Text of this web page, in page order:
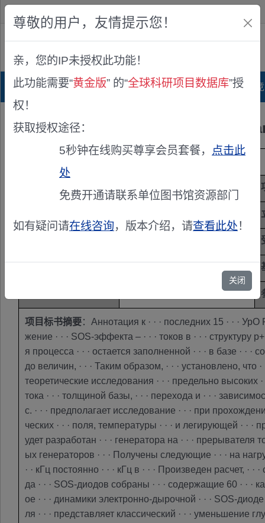
公众版
首页 科研项目库 项目指南库 奖项
项目主持人 Цыранов С.Н.
项目标书摘要：Аннотация к · · · последних 15 · · ·
жение · · · SOS-эффекта – · · · токов в · · · структуру
я процесса · · · остается заполненной · · · в базе · · ·
до величин, · · · Таким образом, · · · установлено, что ·
теоретические исследования · · · предельно высоких ·
тока · · · толщиной базы, · · · перехода и · · ·
с. · · · предполагает исследование · · · при
ческих · · · поля, температуры · · · и легирующей · · ·
удет разработан · · · генератора на · · · прерывателя
ых генераторов · · · Получены следующие · · · на
· · кГц постоянно · · · кГц в · · · Произведен расчет, ·
да · · · SOS-диодов собраны · · · содержащие 60 · · ·
ое · · · динамики электронно-дырочной · · · SOS-диоде
ля · · · представляет классический · · · уменьшение
尊敬的用户，友情提示您！
亲，您的IP未授权此功能！
此功能需要“黄金版” 的“全球科研项目数据库”授
权！
获取授权途径：
5秒钟在线购买尊享会员套餐， 点击此
处
免费开通请联系单位图书馆资源部门
如有疑问请在线咨询，版本介绍，请查看此处！
关闭